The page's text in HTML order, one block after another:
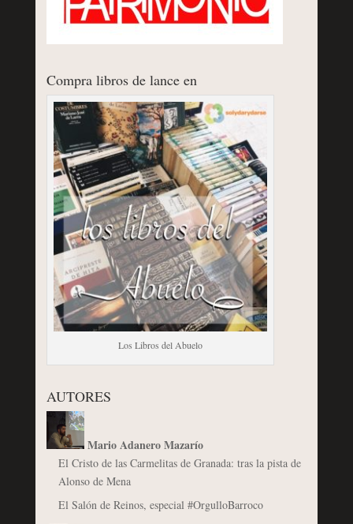
Compra libros de lance en
Los Libros del Abuelo
AUTORES
Mario Adanero Mazarío
El Cristo de las Carmelitas de Granada: tras la pista de
Alonso de Mena
El Salón de Reinos, especial #OrgulloBarroco